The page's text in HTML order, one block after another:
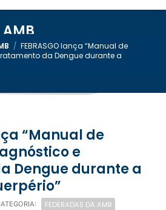
AMB
/ FEBRASGO lança “Manual de
da Dengue durante a
e
Dengue durante a
FEDERADAS DA AMB